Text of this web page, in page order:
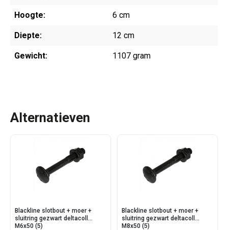
Hoogte: 6 cm
Diepte: 12 cm
Gewicht: 1107 gram
Alternatieven
Blackline slotbout + moer +
sluitring gezwart deltacoll
M6x50 (5)
Blackline slotbout + moer +
sluitring gezwart deltacoll
M8x50 (5)